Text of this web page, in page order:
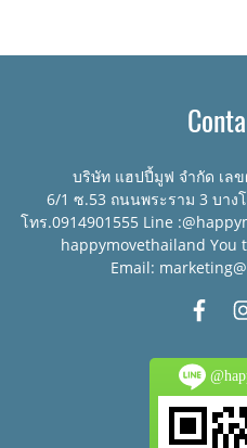
บริษัท แฮปปี้มูฟ จำกัด เลข
6/1 ซ.53 ถนนพระราม 3 บาง
โทร.0914901555 Line
happymovethailand You
Email: